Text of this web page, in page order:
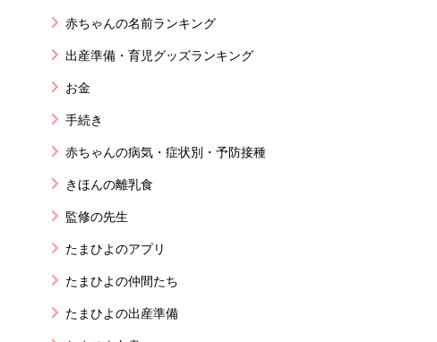
赤ちゃんの名前ランキング
出産準備・育児グッズランキング
お金
手続き
赤ちゃんの病気・症状別・予防接種
きほんの離乳食
監修の先生
たまひよのアプリ
たまひよの仲間たち
たまひよの出産準備